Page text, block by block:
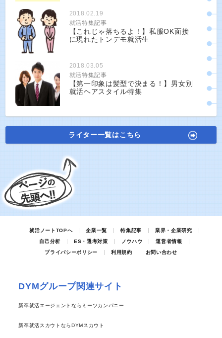
2018.02.19
就活特集記事
【これじゃ落ちるよ！】私服OK面接
に現れたトンデモ就活生
2018.03.05
就活特集記事
【第一印象は髪型で決まる！】男女別
就活ヘアスタイル特集
ライター一覧はこちら
就活ノートTOPへ 企業一覧 特集記事
業界・企業研究
自己分析
ES・選考対策 ノウハウ
運営者情報
プライバシーポリシー
利用規約 お問い合わせ
DYMグループ関連サイト
新卒就活エージェントならミーツカンパニー
新卒就活スカウトならDYMスカウト